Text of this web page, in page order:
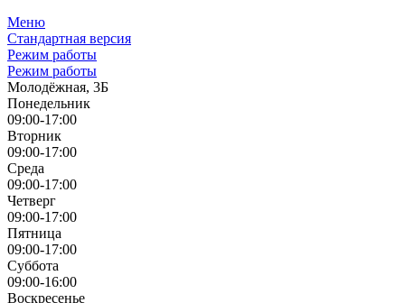
Меню
Стандартная версия
Режим работы
Режим работы
Молодёжная, 3Б
Понедельник
09:00-17:00
Вторник
09:00-17:00
Среда
09:00-17:00
Четверг
09:00-17:00
Пятница
09:00-17:00
Суббота
09:00-16:00
Воскресенье